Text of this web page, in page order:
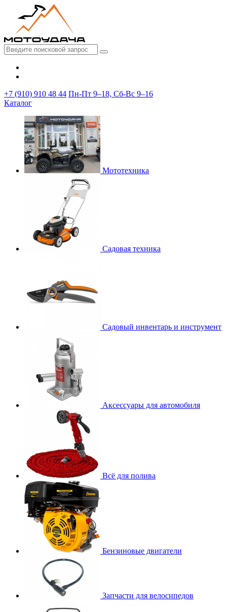
+7 (910) 910 48 44 Пн-Пт 9–18, Сб-Вс 9–16
Каталог
Мототехника
Садовая техника
Садовый инвентарь и инструмент
Аксессуары для автомобиля
Всё для полива
Бензиновые двигатели
Запчасти для велосипедов